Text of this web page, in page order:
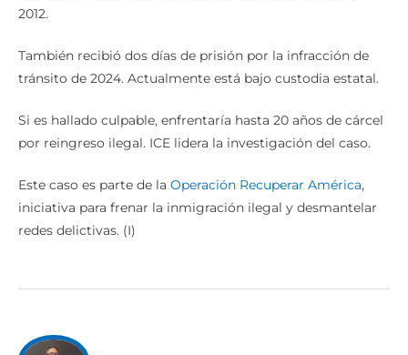
2012.
También recibió dos días de prisión por la infracción de
tránsito de 2024. Actualmente está bajo custodia estatal.
Si es hallado culpable, enfrentaría hasta 20 años de cárcel
por reingreso ilegal. ICE lidera la investigación del caso.
Este caso es parte de la Operación Recuperar América,
iniciativa para frenar la inmigración ilegal y desmantelar
redes delictivas. (I)